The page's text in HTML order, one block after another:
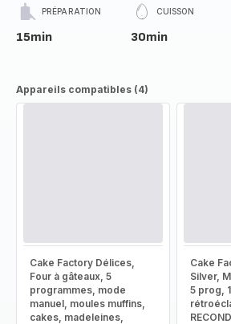
PRÉPARATION
15min
CUISSON
30min
Appareils compatibles (4)
Cake Factory Délices,
Four à gâteaux, 5
programmes, mode
manuel, moules muffins,
cakes, madeleines,
Cake
Silver,
5 prog,